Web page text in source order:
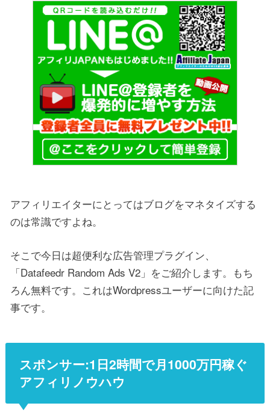
アフィリエイターにとってはブログをマネタイズする
のは常識ですよね。
そこで今日は超便利な広告管理プラグイン、
「Datafeedr Random Ads V2」をご紹介します。もち
ろん無料です。これはWordpressユーザーに向けた記
事です。
スポンサー:1日2時間で月1000万円稼ぐ
アフィリノウハウ